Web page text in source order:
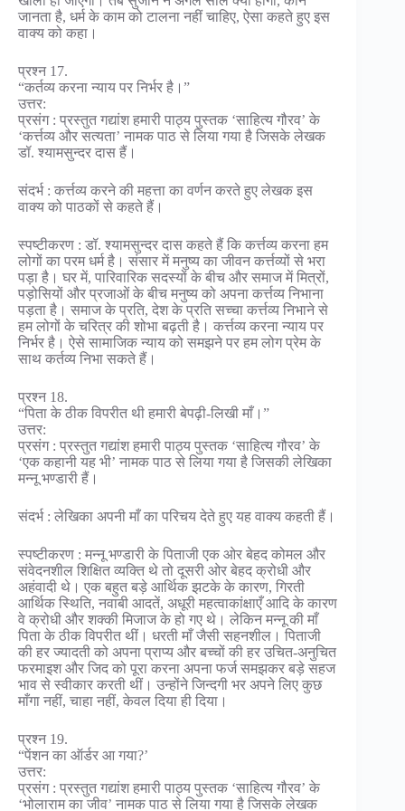
जानता है, धर्म के काम को टालना नहीं चाहिए, ऐसा कहते हुए इस
वाक्य को कहा।
प्रश्न 17.
“कर्तव्य करना न्याय पर निर्भर है।”
उत्तर:
प्रसंग : प्रस्तुत गद्यांश हमारी पाठ्य पुस्तक ‘साहित्य गौरव’ के
‘कर्त्तव्य और सत्यता’ नामक पाठ से लिया गया है जिसके लेखक
डॉ. श्यामसुन्दर दास हैं।
संदर्भ : कर्त्तव्य करने की महत्ता का वर्णन करते हुए लेखक इस
वाक्य को पाठकों से कहते हैं।
स्पष्टीकरण : डॉ. श्यामसुन्दर दास कहते हैं कि कर्त्तव्य करना हम
लोगों का परम धर्म है। संसार में मनुष्य का जीवन कर्त्तव्यों से भरा
पड़ा है। घर में, पारिवारिक सदस्यों के बीच और समाज में मित्रों,
पड़ोसियों और प्रजाओं के बीच मनुष्य को अपना कर्त्तव्य निभाना
पड़ता है। समाज के प्रति, देश के प्रति सच्चा कर्त्तव्य निभाने से
हम लोगों के चरित्र की शोभा बढ़ती है। कर्त्तव्य करना न्याय पर
निर्भर है। ऐसे सामाजिक न्याय को समझने पर हम लोग प्रेम के
साथ कर्तव्य निभा सकते हैं।
प्रश्न 18.
“पिता के ठीक विपरीत थी हमारी बेपढ़ी-लिखी माँ।”
उत्तर:
प्रसंग : प्रस्तुत गद्यांश हमारी पाठ्य पुस्तक ‘साहित्य गौरव’ के
‘एक कहानी यह भी’ नामक पाठ से लिया गया है जिसकी लेखिका
मन्नू भण्डारी हैं।
संदर्भ : लेखिका अपनी माँ का परिचय देते हुए यह वाक्य कहती हैं।
स्पष्टीकरण : मन्नू भण्डारी के पिताजी एक ओर बेहद कोमल और
संवेदनशील शिक्षित व्यक्ति थे तो दूसरी ओर बेहद क्रोधी और
अहंवादी थे। एक बहुत बड़े आर्थिक झटके के कारण, गिरती
आर्थिक स्थिति, नवाबी आदतें, अधूरी महत्वाकांक्षाएँ आदि के कारण
वे क्रोधी और शक्की मिजाज के हो गए थे। लेकिन मन्नू की माँ
पिता के ठीक विपरीत थीं। धरती माँ जैसी सहनशील। पिताजी
की हर ज्यादती को अपना प्राप्य और बच्चों की हर उचित-अनुचित
फरमाइश और जिद को पूरा करना अपना फर्ज समझकर बड़े सहज
भाव से स्वीकार करती थीं। उन्होंने जिन्दगी भर अपने लिए कुछ
माँगा नहीं, चाहा नहीं, केवल दिया ही दिया।
प्रश्न 19.
“पेंशन का ऑर्डर आ गया?’
उत्तर:
प्रसंग : प्रस्तुत गद्यांश हमारी पाठ्य पुस्तक ‘साहित्य गौरव’ के
‘भोलाराम का जीव’ नामक पाठ से लिया गया है जिसके लेखक